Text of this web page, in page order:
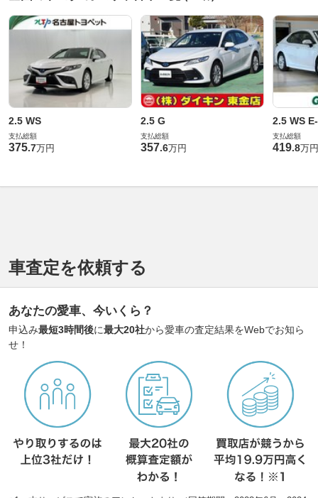
2.5 WS
支払総額
375.7万円
2.5 G
支払総額
357.6万円
2.5 WS
支払総額
419.8万円
車査定を依頼する
あなたの愛車、今いくら？
申込み最短3時間後に最大20社から愛車の査定結果をWebでお知ら
せ！